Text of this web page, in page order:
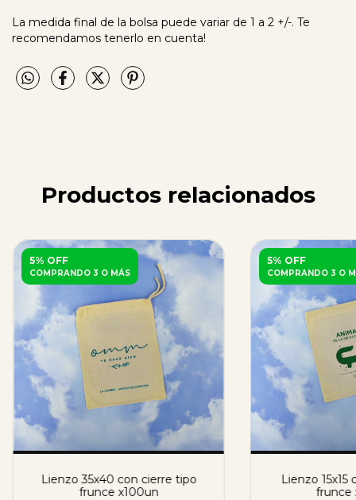
La medida final de la bolsa puede variar de 1 a 2 +/-. Te
recomendamos tenerlo en cuenta!
Productos relacionados
5% OFF
COMPRANDO 3 O MÁS
Lienzo 35x40 con cierre tipo
frunce x100un
5% OFF
COMPRANDO 3 O
Lienzo
frunce